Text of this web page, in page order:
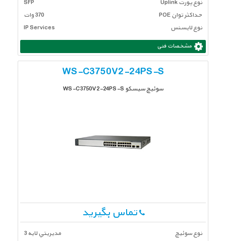
نوع پورت Uplink
SFP
حداکثر توان POE
370 وات
نوع لایسنس
IP Services
مشخصات فنی
WS-C3750V2-24PS-S
سوئیچ سیسکو WS-C3750V2-24PS-S
تماس بگیرید
نوع سوئیچ
مديريتي لايه 3